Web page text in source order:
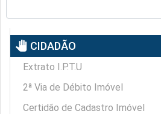
pan_tool CIDADÃO
Extrato I.P.T.U
2ª Via de Débito Imóvel
Certidão de Cadastro Imóvel